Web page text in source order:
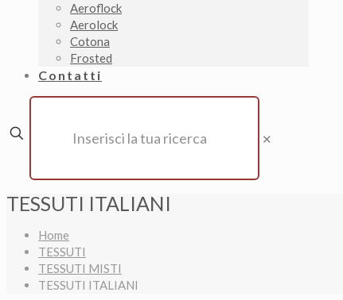
Aeroflock
Aerolock
Cotona
Frosted
Contatti
✕
TESSUTI ITALIANI
Home
TESSUTI
TESSUTI MISTI
TESSUTI ITALIANI